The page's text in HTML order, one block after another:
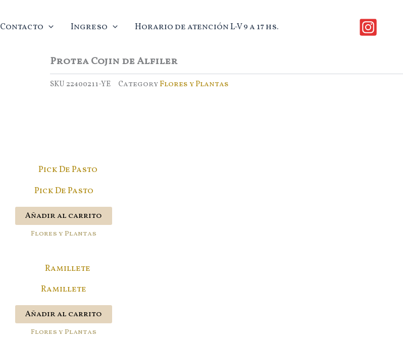
Contacto Ingreso Horario de atención L-V 9 a 17 hs.
Protea Cojin de Alfiler
SKU 22400211-YE CategoryFlores y Plantas
Pick De Pasto
Añadir al carrito
Flores y Plantas
Ramillete
Añadir al carrito
Flores y Plantas